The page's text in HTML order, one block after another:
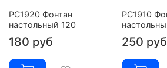
РС1920 Фонтан
настольный 120
180 руб
РС1910
250 руб